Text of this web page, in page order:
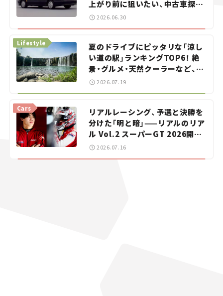
上がり前に狙いたい、中古車探し
をお手伝い――ちょっとイケてるマ
2026.06.30
夏のドライブにピッタリな「涼し
い道の駅」ランキングTOP6！ 絶
景・グルメ・天然クーラーなど、避
暑におすすめのスポットを紹介
Lifestyle
2026.07.19
リアルレーシング、予選と決勝を
分けた「明と暗」——リアルのリア
ル Vol.2 スーパーGT 2026開幕
戦 岡山国際サーキット
Cars
2026.07.16